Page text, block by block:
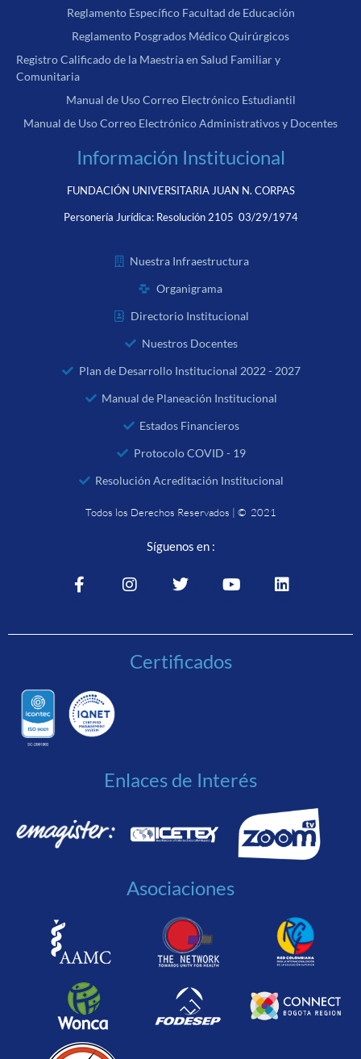
Reglamento Específico Facultad de Educación
Reglamento Posgrados Médico Quirúrgicos
Registro Calificado de la Maestría en Salud Familiar y
Comunitaria
Manual de Uso Correo Electrónico Estudiantil
Manual de Uso Correo Electrónico Administrativos y Docentes
Información Institucional
FUNDACIÓN UNIVERSITARIA JUAN N. CORPAS
Personería Jurídica: Resolución 2105 03/29/1974
Nuestra Infraestructura
Organigrama
Directorio Institucional
Nuestros Docentes
Plan de Desarrollo Institucional 2022 - 2027
Manual de Planeación Institucional
Estados Financieros
Protocolo COVID - 19
Resolución Acreditación Institucional
Todos los Derechos Reservados | © 2021
Síguenos en :
Certificados
Enlaces de Interés
Asociaciones